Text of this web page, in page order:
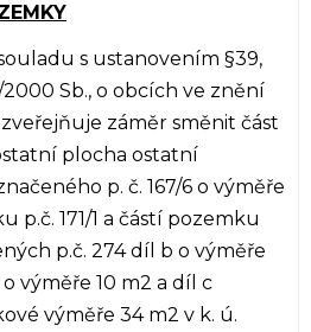
s ustanovením §39,
2000 Sb., o obcích ve znění
záměr směnit část
plocha ostatní
p. č. 167/6 o výměře
p.č. 171/1 a částí pozemku
p.č. 274 díl b o výměře
o výměře 10 m2 a díl c
výměře 34 m2 v k. ú.